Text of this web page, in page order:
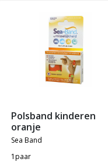
polsband kinderen
oranje
sea band
1paar